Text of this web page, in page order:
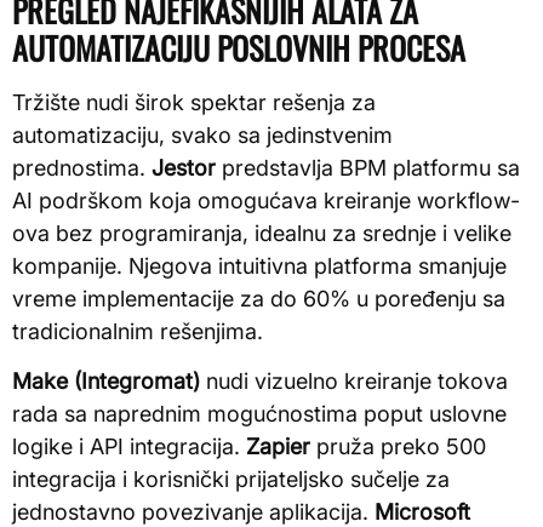
PREGLED NAJEFIKASNIJIH ALATA ZA
AUTOMATIZACIJU POSLOVNIH PROCESA
Tržište nudi širok spektar rešenja za
automatizaciju, svako sa jedinstvenim
prednostima. Jestor predstavlja BPM platformu sa
AI podrškom koja omogućava kreiranje workflow-
ova bez programiranja, idealnu za srednje i velike
kompanije. Njegova intuitivna platforma smanjuje
vreme implementacije za do 60% u poređenju sa
tradicionalnim rešenjima.
Make (Integromat) nudi vizuelno kreiranje tokova
rada sa naprednim mogućnostima poput uslovne
logike i API integracija. Zapier pruža preko 500
integracija i korisnički prijateljsko sučelje za
jednostavno povezivanje aplikacija. Microsoft